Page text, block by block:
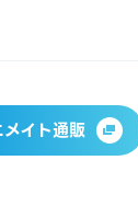
メイト通販